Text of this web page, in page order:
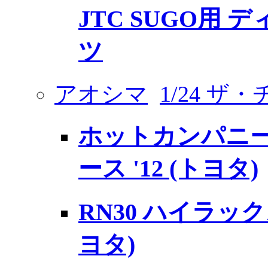
JTC SUGO用 デ
ツ
アオシマ 1/24 ザ・
ホットカンパニ
ース '12 (トヨタ)
RN30 ハイラッ
ヨタ)